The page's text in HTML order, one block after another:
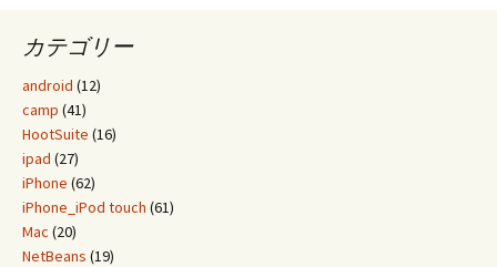
カテゴリー
android (12)
camp (41)
HootSuite (16)
ipad (27)
iPhone (62)
iPhone_iPod touch (61)
Mac (20)
NetBeans (19)